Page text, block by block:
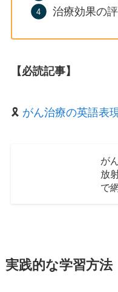
治療効果の
【必読記事】
🎗️ がん治療の英語表
が
放
で
実践的な学習方法